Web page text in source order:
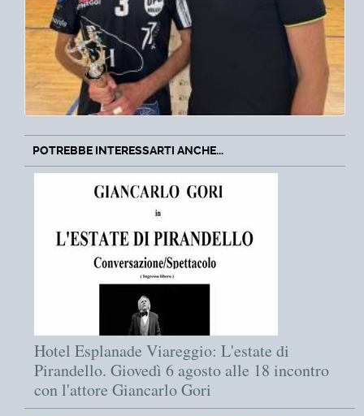
POTREBBE INTERESSARTI ANCHE...
Hotel Esplanade Viareggio: L'estate di
Pirandello. Giovedì 6 agosto alle 18 incontro
con l'attore Giancarlo Gori